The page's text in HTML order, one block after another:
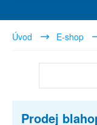
Úvod E-shop
Prodej